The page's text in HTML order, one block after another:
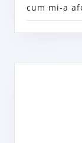
cum mi-a